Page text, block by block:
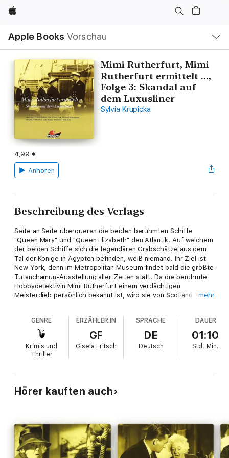
Apple
Apple Books Vorschau
Navigation
Menü
öffnen
Mimi Rutherfurt, Mimi
Rutherfurt ermittelt ...,
Folge 3: Skandal auf
dem Luxusliner
Sylvia Krupicka
4,99 €
Anhören
Beschreibung des Verlags
Seite an Seite überqueren die beiden berühmten Schiffe
"Queen Mary" und "Queen Elizabeth" den Atlantik. Auf welchem
der beiden Schiffe sich die legendären Grabschätze aus dem
Tal der Könige in Ägypten befinden, weiß niemand. Ihr Ziel ist
New York, denn im Metropolitan Museum findet bald die größte
Tutanchamun-Ausstellung aller Zeiten statt. Da die berühmte
Hobbydetektivin Mimi Rutherfurt einem verdächtigen
Meisterdieb persönlich bekannt ist, wird sie von Scotland Yard
Meer und Miss Rutherfurt ahnt, sich auf ein höchst
gefährliches Abenteuer eingelassen zu haben.
mehr
GENRE
Krimis und
Thriller
ERZÄHLER:IN
GF
Gisela Fritsch
SPRACHE
DE
Deutsch
DAUER
01:10
Std. Min.
Hörer kauften auch